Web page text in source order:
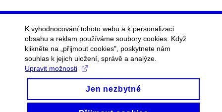
K vyhodnocování tohoto webu a k personalizaci
obsahu a reklam používáme soubory cookies. Když
klikněte na „přijmout cookies", poskytnete nám
souhlas k jejich uložení, správě a analýze.
Upravit možnosti
Jen nezbytné